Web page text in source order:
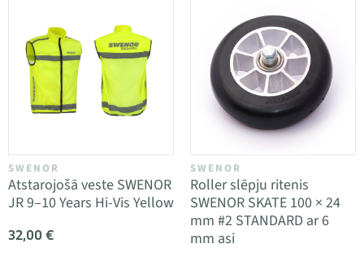
SWENOR
Atstarojošā veste SWENOR
JR 9–10 Years Hi-Vis Yellow
32,00 €
SWENOR
Roller slēpju ritenis
SWENOR SKATE 100 × 24
mm #2 STANDARD ar 6
mm asi